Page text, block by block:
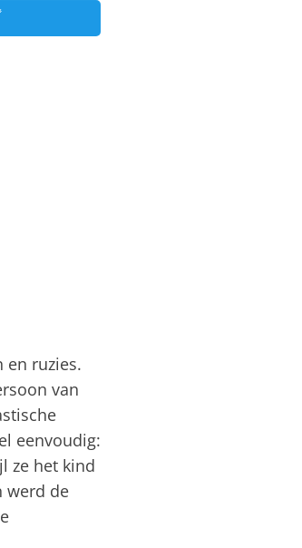
en ruzies.
van
eenvoudig:
ze het kind
werd de